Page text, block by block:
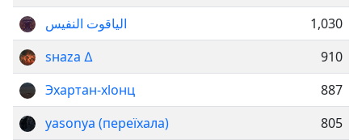
الياقوت النفيس
1,030
ѕнaza ∆
910
Эхартан-хlонц
887
yasonya (переїхала)
805